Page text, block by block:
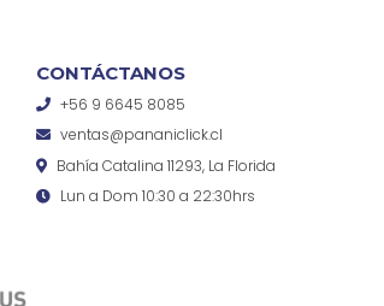
CONTÁCTANOS
+56 9 6645 8085
ventas@pananiclick.cl
Bahía Catalina 11293, La Florida
Lun a Dom 10:30 a 22:30hrs